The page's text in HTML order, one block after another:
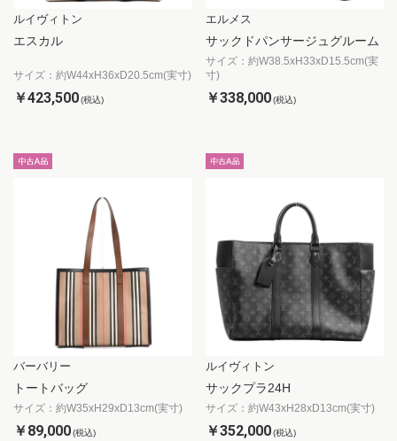
ルイヴィトン
エスカル
サイズ：約W44xH36xD20.5cm(実寸)
￥423,500(税込)
エルメス
サックドパンサージュグルーム
サイズ：約W38.5xH33xD15.5cm(実
寸)
￥338,000 (税込)
バーバリー
トートバッグ
サイズ：約W35xH29xD13cm(実寸)
￥89,000(税込)
ルイヴィトン
サックプラ24H
サイズ：約W43xH28xD13cm(実寸)
￥352,000 (税込)